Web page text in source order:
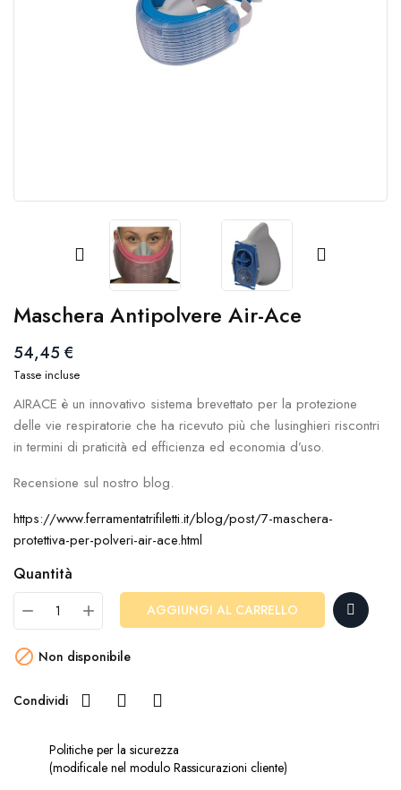
Maschera Antipolvere Air-Ace
54,45 €
Tasse incluse
AIRACE è un innovativo sistema brevettato per la protezione
delle vie respiratorie che ha ricevuto più che lusinghieri riscontri
in termini di praticità ed efficienza ed economia d’uso.
Recensione sul nostro blog.
https://www.ferramentatrifiletti.it/blog/post/7-maschera-
protettiva-per-polveri-air-ace.html
Quantità
AGGIUNGI AL CARRELLO
 Non disponibile
Condividi
Politiche per la sicurezza
(modificale nel modulo Rassicurazioni cliente)